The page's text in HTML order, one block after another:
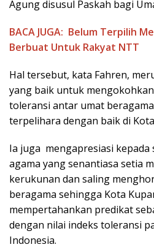
Agung disusul Paskah bagi
BACA JUGA: Belum Terpilih
Berbuat Untuk Rakyat NTT
Hal tersebut, kata Fahren,
yang baik untuk
toleransi antar umat
terpelihara dengan baik di
Ia juga mengapresiasi kepada
agama yang senantiasa setia
kerukunan dan saling
beragama sehingga Kota
mempertahankan predikat
dengan nilai indeks toleransi
Indonesia.